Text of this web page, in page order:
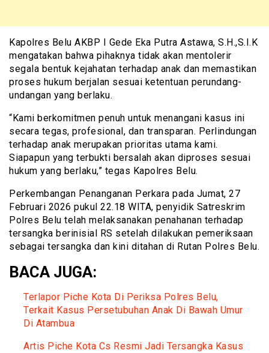
Kapolres Belu AKBP I Gede Eka Putra Astawa, S.H.,S.I.K
mengatakan bahwa pihaknya tidak akan mentolerir
segala bentuk kejahatan terhadap anak dan memastikan
proses hukum berjalan sesuai ketentuan perundang-
undangan yang berlaku.
“Kami berkomitmen penuh untuk menangani kasus ini
secara tegas, profesional, dan transparan. Perlindungan
terhadap anak merupakan prioritas utama kami.
Siapapun yang terbukti bersalah akan diproses sesuai
hukum yang berlaku,” tegas Kapolres Belu.
Perkembangan Penanganan Perkara pada Jumat, 27
Februari 2026 pukul 22.18 WITA, penyidik Satreskrim
Polres Belu telah melaksanakan penahanan terhadap
tersangka berinisial RS setelah dilakukan pemeriksaan
sebagai tersangka dan kini ditahan di Rutan Polres Belu.
BACA JUGA:
Terlapor Piche Kota Di Periksa Polres Belu,
Terkait Kasus Persetubuhan Anak Di Bawah Umur
Di Atambua
Artis Piche Kota Cs Resmi Jadi Tersangka Kasus